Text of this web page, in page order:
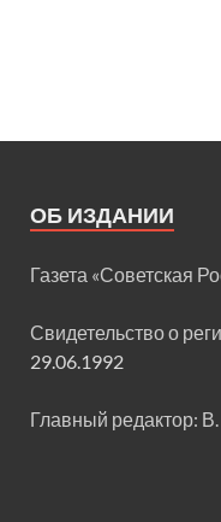
ОБ ИЗДАНИИ
Газета «Советская
Свидетельство о
29.06.1992
Главный редактор: